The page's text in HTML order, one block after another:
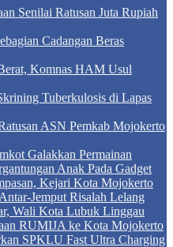
Senilai Ratusan Juta Rupiah
Cadangan Beras
Komnas HAM Usul
Tuberkulosis di Lapas
ASN Pemkab Mojokerto
Galakkan Permainan
Anak Pada Gadget
Kejari Kota Mojokerto
Jemput Risalah Lelang
Wali Kota Lubuk Linggau
RUMIJA ke Kota Mojokerto
SPKLU Fast Ultra Charging